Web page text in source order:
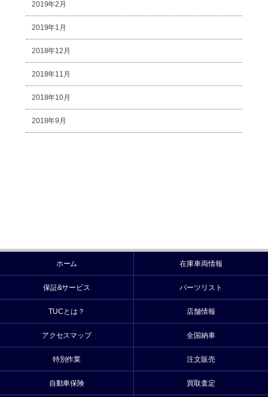
2019年2月
2019年1月
2018年12月
2018年11月
2018年10月
2018年9月
ホーム 在庫車両情報
保証&サービス パーツリスト
TUCとは？ 店舗情報
アクセスマップ 全国納車
特別作業 注文販売
自動車保険 買取査定